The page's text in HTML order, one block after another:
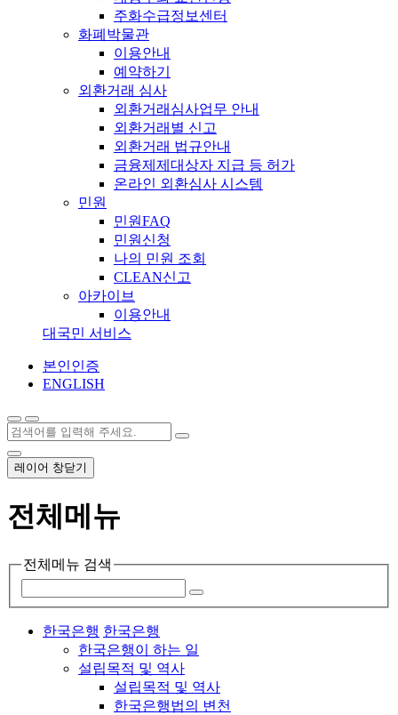
주화수급정보센터
화폐박물관
이용안내
예약하기
외환거래 심사
외환거래심사업무 안내
외환거래별 신고
외환거래 법규안내
금융제제대상자 지급 등 허가
온라인 외환심사 시스템
민원
민원FAQ
민원신청
나의 민원 조회
CLEAN신고
아카이브
이용안내
대국민 서비스
본인인증
ENGLISH
레이어 창닫기
전체메뉴
전체메뉴 검색
한국은행 한국은행
한국은행이 하는 일
설립목적 및 역사
설립목적 및 역사
한국은행법의 변천